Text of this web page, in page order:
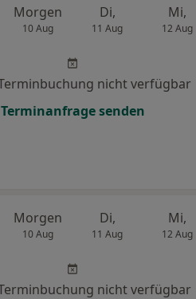
Morgen
10 Aug
Di,
11 Aug
Mi,
12 Aug
nicht verfügbar
Terminanfrage senden
Morgen
10 Aug
Di,
11 Aug
Mi,
12 Aug
nicht verfügbar